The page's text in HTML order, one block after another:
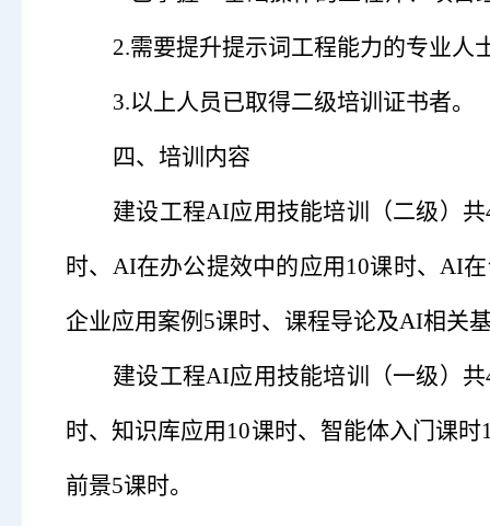
2.需要提升提示词工程能力的专业人
3.以上人员已取得二级培训证书者。
四、培训内容
建设工程AI应用技能培训（二级） 共
时、AI在办公提效中的应用10课时、AI
企业应用案例5课时、课程导论及AI相关
建设工程AI应用技能培训（一级） 共
时、知识库应用10课时、智能体入门课
前景5课时。